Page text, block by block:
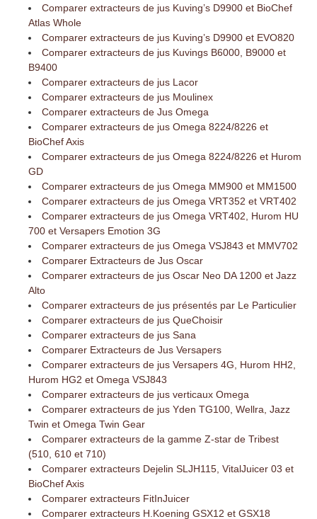
Comparer extracteurs de jus Kuving’s D9900 et BioChef
Atlas Whole
Comparer extracteurs de jus Kuving’s D9900 et EVO820
Comparer extracteurs de jus Kuvings B6000, B9000 et
B9400
Comparer extracteurs de jus Lacor
Comparer extracteurs de jus Moulinex
Comparer extracteurs de Jus Omega
Comparer extracteurs de jus Omega 8224/8226 et
BioChef Axis
Comparer extracteurs de jus Omega 8224/8226 et Hurom
GD
Comparer extracteurs de jus Omega MM900 et MM1500
Comparer extracteurs de jus Omega VRT352 et VRT402
Comparer extracteurs de jus Omega VRT402, Hurom HU
700 et Versapers Emotion 3G
Comparer extracteurs de jus Omega VSJ843 et MMV702
Comparer Extracteurs de Jus Oscar
Comparer extracteurs de jus Oscar Neo DA 1200 et Jazz
Alto
Comparer extracteurs de jus présentés par Le Particulier
Comparer extracteurs de jus QueChoisir
Comparer extracteurs de jus Sana
Comparer Extracteurs de Jus Versapers
Comparer extracteurs de jus Versapers 4G, Hurom HH2,
Hurom HG2 et Omega VSJ843
Comparer extracteurs de jus verticaux Omega
Comparer extracteurs de jus Yden TG100, Wellra, Jazz
Twin et Omega Twin Gear
Comparer extracteurs de la gamme Z-star de Tribest
(510, 610 et 710)
Comparer extracteurs Dejelin SLJH115, VitalJuicer 03 et
BioChef Axis
Comparer extracteurs FitInJuicer
Comparer extracteurs H.Koening GSX12 et GSX18